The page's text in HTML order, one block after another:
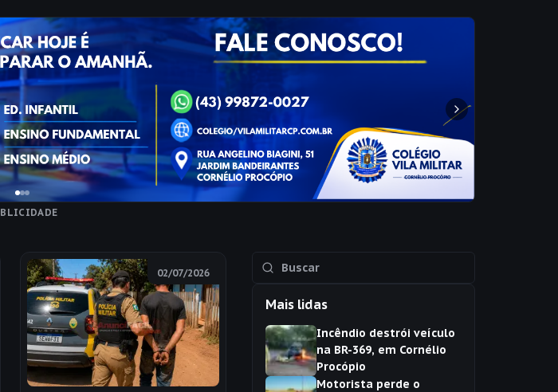
02/07/2026
Mais lidas
Incêndio destrói veículo
na BR-369, em Cornélio
Procópio
Motorista perde o